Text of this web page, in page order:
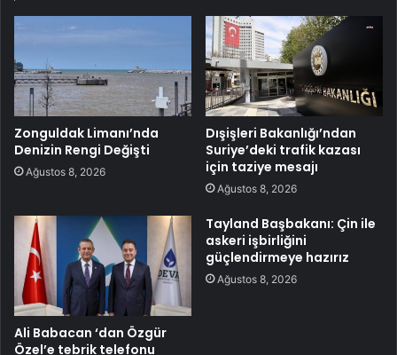
Zonguldak Limanı’nda
Denizin Rengi Değişti
Ağustos 8, 2026
Dışişleri Bakanlığı’ndan
Suriye’deki trafik kazası
için taziye mesajı
Ağustos 8, 2026
Ali Babacan ‘dan Özgür
Özel’e tebrik telefonu
Tayland Başbakanı: Çin ile
askeri işbirliğini
güçlendirmeye hazırız
Ağustos 8, 2026